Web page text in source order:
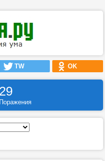
TW OK
29
Поражения